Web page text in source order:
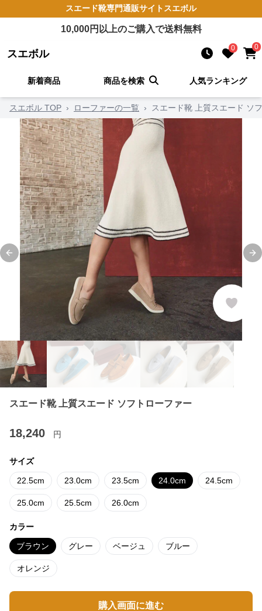
スエード靴専門通販サイト スエボル
10,000円以上のご購入で送料無料
スエボル 0 0
新着商品 商品を検索 人気ランキング
スエボル TOP › ローファーの一覧 › スエード靴 上質スエード ソ
Previous slide
スエード靴 上質スエード ソフトローファー
18,240 円
サイズ
22.5cm 23.0cm 23.5cm 24.0cm 24.5cm
25.0cm 25.5cm 26.0cm
カラー
ブラウン グレー ベージュ ブルー
オレンジ
購入画面に進む